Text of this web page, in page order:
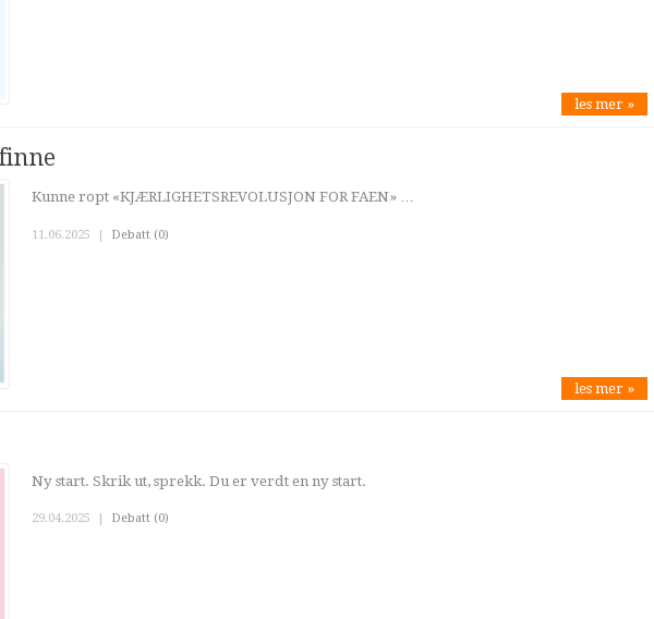
les mer »
Kunne ropt «KJÆRLIGHETSREVOLUSJON FOR FAEN» …
11.06.2025 | Debatt (0)
les mer »
Ny start. Skrik ut, sprekk. Du er verdt en ny start.
29.04.2025 Debatt (0)